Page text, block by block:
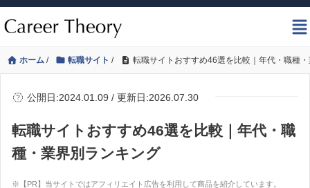
ホーム / 転職サイト / 転職サイトおすすめ46選を比較｜年代・職種
公開日:2024.01.09 / 更新日:2026.07.30
転職サイトおすすめ46選を比較｜年代・職
種・業界別ランキング